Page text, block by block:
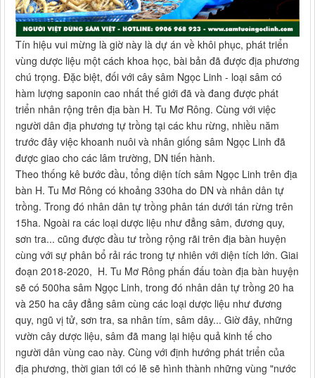
Tín hiệu vui mừng là giờ này là dự án về khôi phục, phát triển
vùng dược liệu một cách khoa học, bài bản đã được địa phương
chú trọng. Đặc biệt, đối với cây sâm Ngọc Linh - loại sâm có
hàm lượng saponin cao nhất thế giới đã và đang được phát
triển nhân rộng trên địa bàn H. Tu Mơ Rông. Cùng với việc
người dân địa phương tự trồng tại các khu rừng, nhiều năm
trước đây việc khoanh nuôi và nhân giống sâm Ngọc Linh đã
được giao cho các lâm trường, DN tiến hành.
Theo thống kê bước đầu, tổng diện tích sâm Ngọc Linh trên địa
bàn H. Tu Mơ Rông có khoảng 330ha do DN và nhân dân tự
trồng. Trong đó nhân dân tự trồng phân tán dưới tán rừng trên
15ha. Ngoài ra các loại dược liệu như đẳng sâm, đương quy,
sơn tra... cũng được đầu tư trồng rộng rãi trên địa bàn huyện
cùng với sự phân bổ rải rác trong tự nhiên với diện tích lớn. Giai
đoạn 2018-2020, H. Tu Mơ Rông phấn đấu toàn địa bàn huyện
sẽ có 500ha sâm Ngọc Linh, trong đó nhân dân tự trồng 20 ha
và 250 ha cây đẳng sâm cùng các loại dược liệu như đương
quy, ngũ vị tử, sơn tra, sa nhân tím, sâm dây... Giờ đây, những
vườn cây dược liệu, sâm đã mang lại hiệu quả kinh tế cho
người dân vùng cao này. Cùng với định hướng phát triển của
địa phương, thời gian tới có lẽ sẽ hình thành những vùng "nước